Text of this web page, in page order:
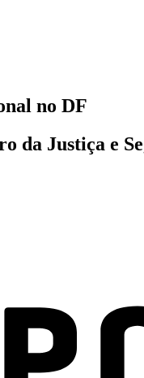
no DF
da Justiça e